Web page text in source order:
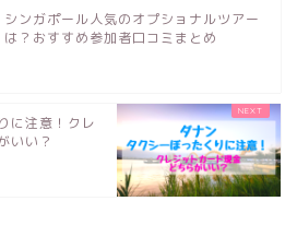
シンガポール人気のオプショナルツアー
は？おすすめ参加者口コミまとめ
に注意！クレ
いい？